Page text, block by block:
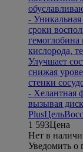
-
сроки
кислорода,
Улучшает
снижая
стенки
- Хелантная
вызывая
PlusЦель
1 593Цена
Нет в
Уведомить о